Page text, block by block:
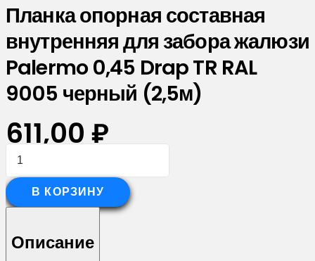
Планка опорная составная
внутренняя для забора жалюзи
Palermo 0,45 Drap TR RAL
9005 черный (2,5м)
611,00 ₽
Количество
Планка
опорная
внутренняя
В КОРЗИНУ
Описание